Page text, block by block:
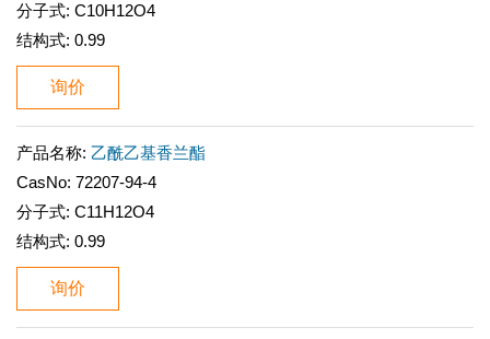
分子式: C10H12O4
结构式: 0.99
询价
产品名称: 乙酰乙基香兰酯
CasNo: 72207-94-4
分子式: C11H12O4
结构式: 0.99
询价